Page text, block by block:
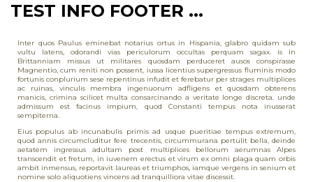
TEST INFO FOOTER ...
Inter quos Paulus eminebat notarius ortus in Hispania, glabro quidam sub
vultu latens, odorandi vias periculorum occultas perquam sagax. is in
Brittanniam missus ut militares quosdam perduceret ausos conspirasse
Magnentio, cum reniti non possent, iussa licentius supergressus fluminis modo
fortunis conplurium sese repentinus infudit et ferebatur per strages multiplices
ac ruinas, vinculis membra ingenuorum adfligens et quosdam obterens
manicis, crimina scilicet multa consarcinando a veritate longe discreta. unde
admissum est facinus impium, quod Constanti tempus nota inusserat
sempiterna.
Eius populus ab incunabulis primis ad usque pueritiae tempus extremum,
quod annis circumcluditur fere trecentis, circummurana pertulit bella, deinde
aetatem ingressus adultam post multiplices bellorum aerumnas Alpes
transcendit et fretum, in iuvenem erectus et virum ex omni plaga quam orbis
ambit inmensus, reportavit laureas et triumphos, iamque vergens in senium et
nomine solo aliquotiens vincens ad tranquilliora vitae discessit.